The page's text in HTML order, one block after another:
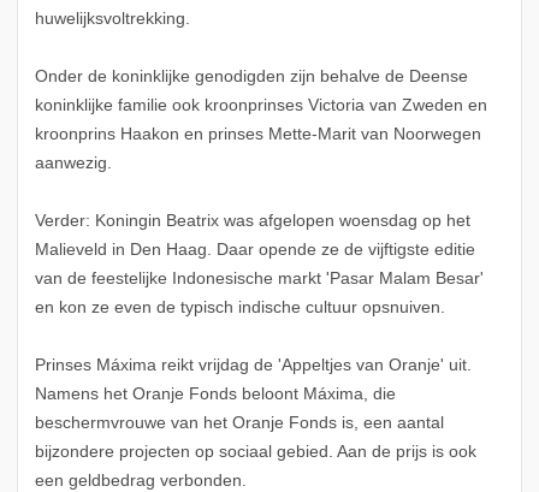
huwelijksvoltrekking.
Onder de koninklijke genodigden zijn behalve de Deense
koninklijke familie ook kroonprinses Victoria van Zweden en
kroonprins Haakon en prinses Mette-Marit van Noorwegen
aanwezig.
Verder: Koningin Beatrix was afgelopen woensdag op het
Malieveld in Den Haag. Daar opende ze de vijftigste editie
van de feestelijke Indonesische markt 'Pasar Malam Besar'
en kon ze even de typisch indische cultuur opsnuiven.
Prinses Máxima reikt vrijdag de 'Appeltjes van Oranje' uit.
Namens het Oranje Fonds beloont Máxima, die
beschermvrouwe van het Oranje Fonds is, een aantal
bijzondere projecten op sociaal gebied. Aan de prijs is ook
een geldbedrag verbonden.